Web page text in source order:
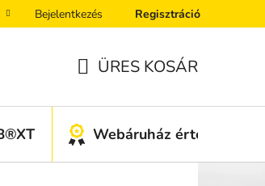
Bejelentkezés Regisztráció
ÜRES KOSÁR
Webáruház értékelése